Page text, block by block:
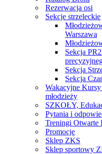
Rezerwacja osi
Sekcje strzeleckie
Warszawa
Sekcja
Sekcja
Sekcja
Wakacyjne
młodzieży
SZKOŁY,
Pytania i
Treningi Otwarte
Promocje
Sklep ZKS
Sklep sportowy